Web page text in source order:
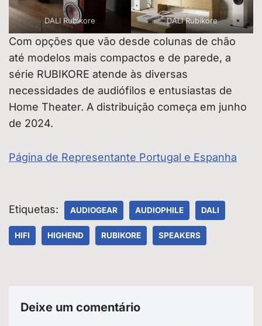
DALI Rubikore DALI Rubikore
Com opções que vão desde colunas de chão
até modelos mais compactos e de parede, a
série RUBIKORE atende às diversas
necessidades de audiófilos e entusiastas de
Home Theater. A distribuição começa em junho
de 2024.
Página de Representante Portugal e Espanha
Etiquetas: AUDIOGEAR AUDIOPHILE DALI
HIFI HIGHEND RUBIKORE SPEAKERS
Deixe um comentário